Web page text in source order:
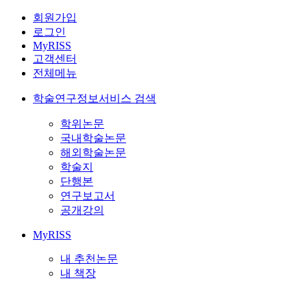
회원가입
로그인
MyRISS
고객센터
전체메뉴
학술연구정보서비스 검색
학위논문
국내학술논문
해외학술논문
학술지
단행본
연구보고서
공개강의
MyRISS
내 추천논문
내 책장